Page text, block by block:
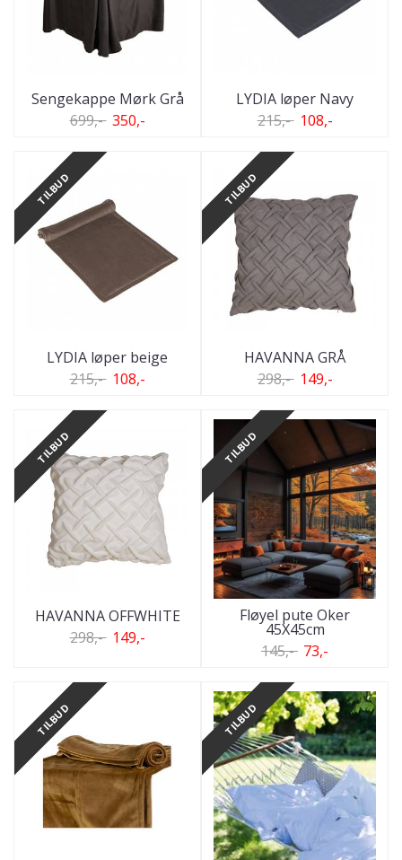
Sengekappe Mørk Grå
699,- 350,-
LYDIA løper Navy
215,- 108,-
TILBUD
LYDIA løper beige
215,- 108,-
TILBUD
HAVANNA GRÅ
298,- 149,-
TILBUD
HAVANNA OFFWHITE
298,- 149,-
TILBUD
Fløyel pute Oker
45X45cm
145,- 73,-
TILBUD TILBUD